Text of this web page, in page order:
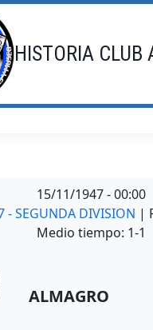
HISTORIA CLUB
15/11/1947 - 00:00
- SEGUNDA DIVISION |
Medio tiempo: 1-1
ALMAGRO